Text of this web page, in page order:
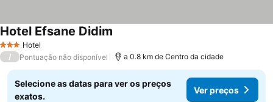
3 EstrelasHotel
Hotel Efsane Didim
/ Pontuação não disponível a 0.8 km de Centro da cidade
Selecione as datas para ver os preços
exatos.
Ver preços